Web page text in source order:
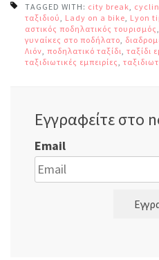
TAGGED WITH: city break,
ταξιδιού, Lady on a bike, Lyon
αστικός ποδηλατικός τουρισμός,
γυναίκες στο ποδήλατο,
Λιόν, ποδηλατικό ταξίδι, ταξίδι
ταξιδιωτικές εμπειρίες,
Εγγραφείτε στο
Email